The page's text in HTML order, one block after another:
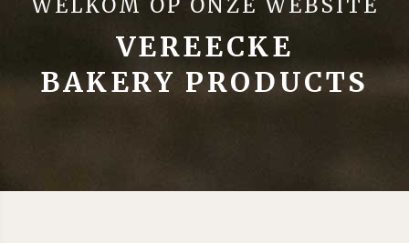
WELKOM OP ONZE WEBSITE
VEREECKE
BAKERY PRODUCTS